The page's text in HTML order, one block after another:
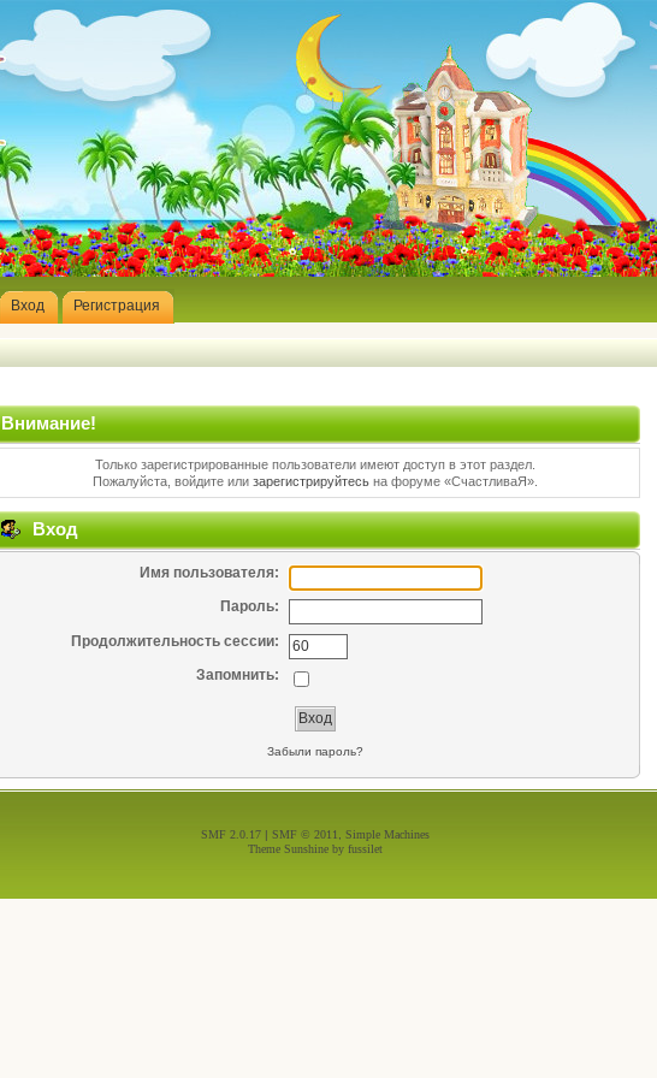
Вход Регистрация
Внимание!
Только зарегистрированные пользователи имеют доступ в этот раздел.
Пожалуйста, войдите или зарегистрируйтесь на форуме «СчастливаЯ».
Вход
Имя пользователя:
Пароль:
Продолжительность сессии:
Запомнить:
Забыли пароль?
SMF 2.0.17 | SMF © 2011
Simple Machines
Theme Sunshine by fussilet